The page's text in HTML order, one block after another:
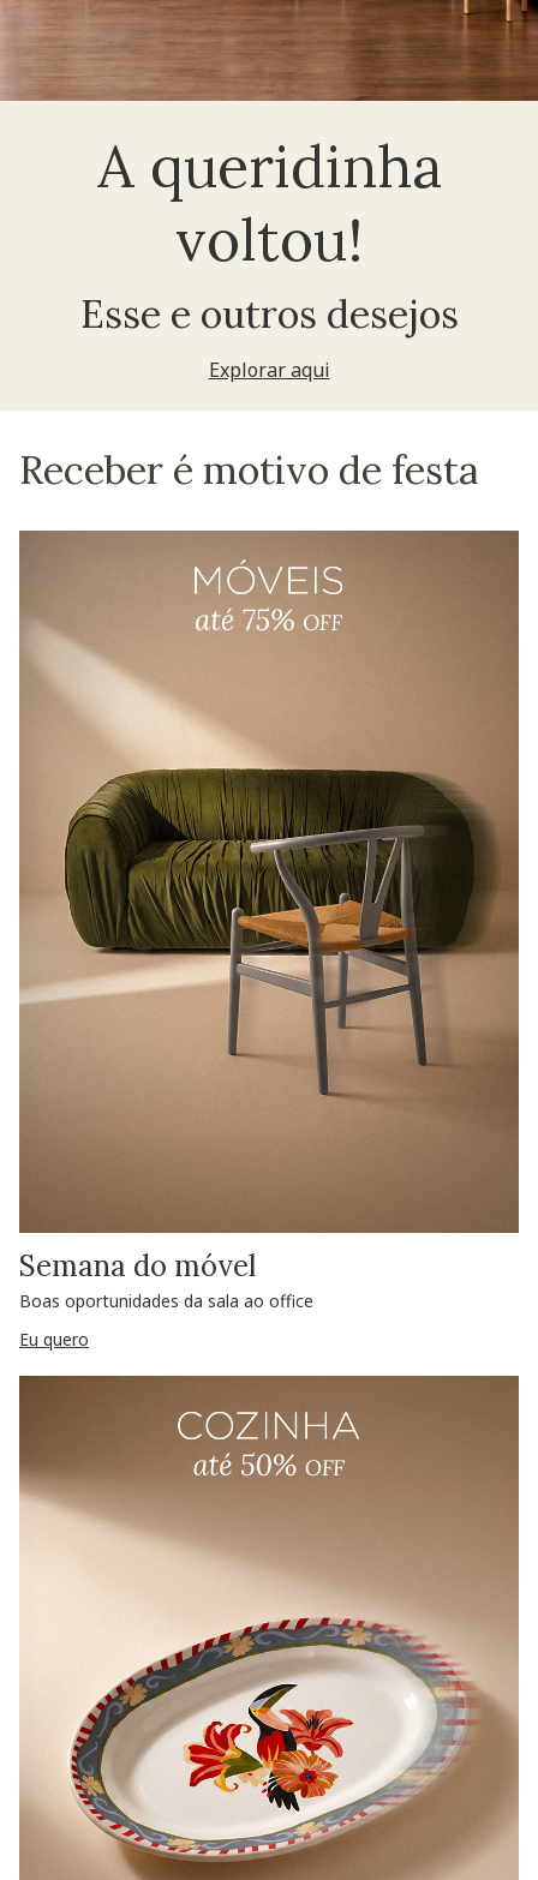
A queridinha
voltou!
Esse e outros desejos
Explorar aqui
Receber é motivo de festa
Semana do móvel
Boas oportunidades da sala ao office
Eu quero